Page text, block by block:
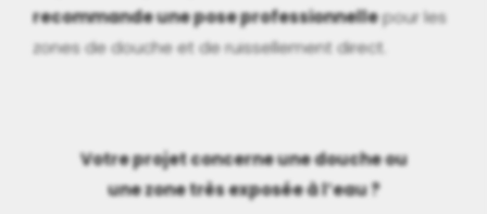
recommande une pose professionnellepour les
zones de douche et de ruissellement direct.
Votre projet concerne une douche ou
une zone très exposée à l’eau ?